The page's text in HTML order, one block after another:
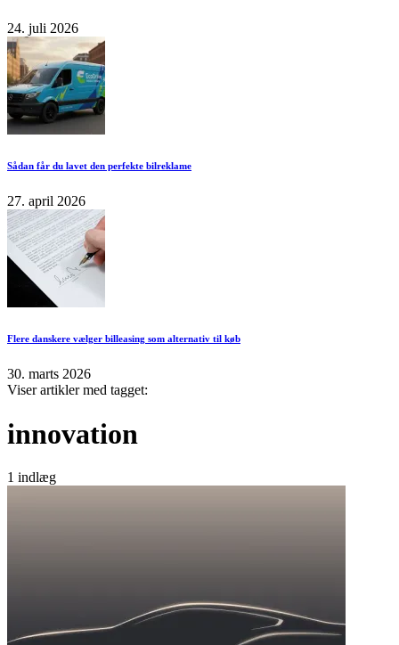
24. juli 2026
Sådan får du lavet den perfekte bilreklame
27. april 2026
Flere danskere vælger billeasing som alternativ til køb
30. marts 2026
Viser artikler med tagget:
innovation
1 indlæg